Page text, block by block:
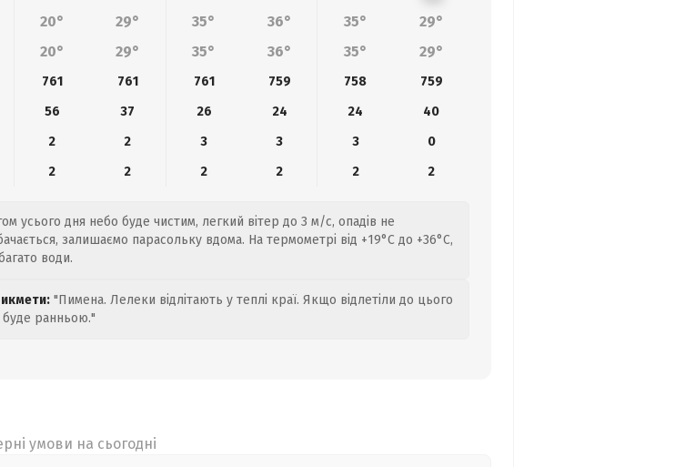
20° 29° 35° 36° 35°
29°
20° 29° 35° 36° 35° 29°
761 761 761 759 758
759
56 37 26 24 24
40
2 2 3 3 3
0
2 2 2 2 2 2
усього дня небо буде чистим, легкий вітер до 3 м/с, опадів не
залишаємо парасольку вдома. На термометрі від +19°C до +36°C,
води.
"Пимена. Лелеки відлітають у теплі краї. Якщо відлетіли до цього
ранньою."
умови на сьогодні